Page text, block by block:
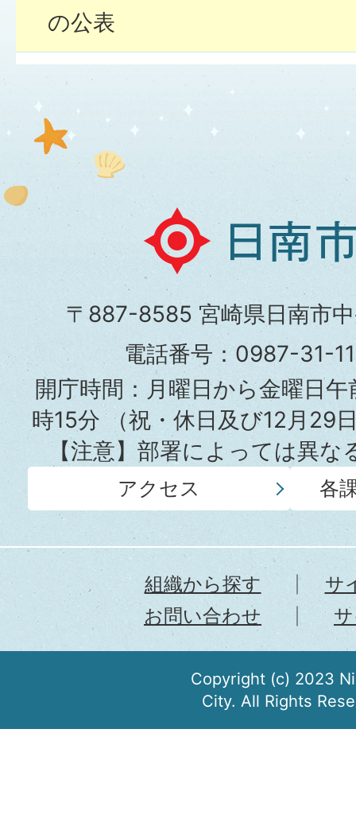
の公表
日
南
市
役
所
〒887-8585 宮崎県日南市
電話番号：0987-31-
開庁時間：月曜日から金曜日
時15分（祝・休日及び12月29
【注意】部署によっては異
アクセス 各
組織から探す
サ
お問い合わせ
Copyright (c) 2023
City. All Rights